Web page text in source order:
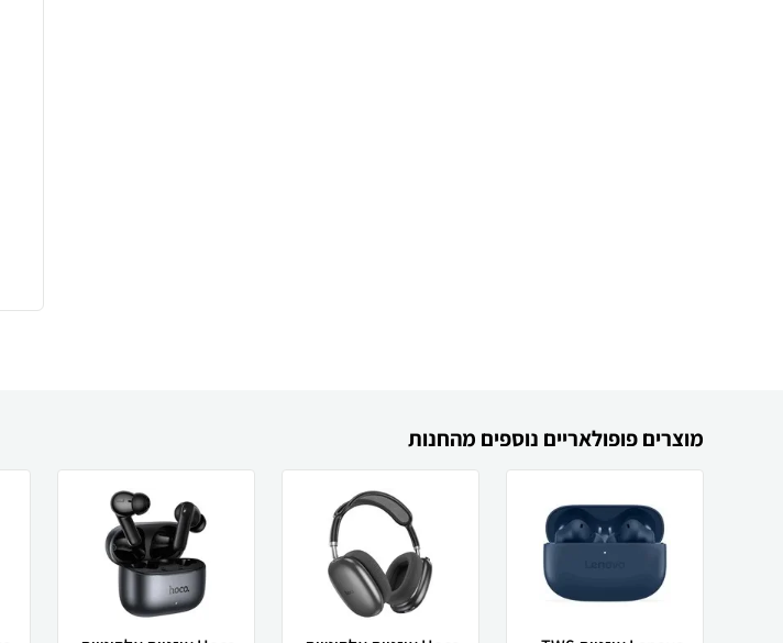
מוצרים פופולאריים נוספים מהחנות